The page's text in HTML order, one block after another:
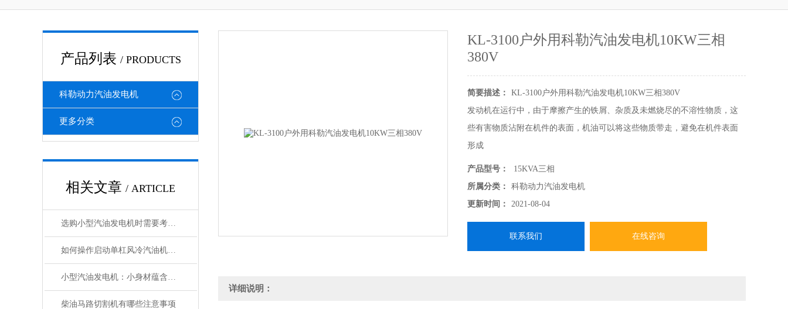
产品列表 / PRODUCTS
科勒动力汽油发电机
更多分类
相关文章 / ARTICLE
选购小型汽油发电机时需要考虑哪些因素呢
如何操作启动单杠风冷汽油机水泵
小型汽油发电机：小身材蕴含大能量
柴油马路切割机有哪些注意事项
KL-3100户外用科勒汽油发电机10KW三相
380V
简要描述：
KL-3100户外用科勒汽油发电机10KW三相380V
发动机在运行中，由于摩擦产生的铁屑、杂质及未燃烧尽的不溶性物质，这
些有害物质沾附在机件的表面，机油可以将这些物质带走，避免在机件表面
形成
油泥，使机件表面保持清洁。
产品型号：
15KVA三相
所属分类：
科勒动力汽油发电机
更新时间：
2021-08-04
联系我们 在线咨询
详细说明：